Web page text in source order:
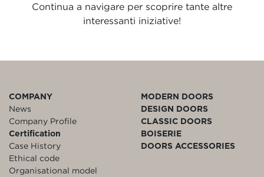
Continua a navigare per scoprire tante altre
interessanti iniziative!
COMPANY
News
Company Profile
Certification
Case History
Ethical code
Organisational model
MODERN DOORS
DESIGN DOORS
CLASSIC DOORS
BOISERIE
DOORS ACCESSORIES